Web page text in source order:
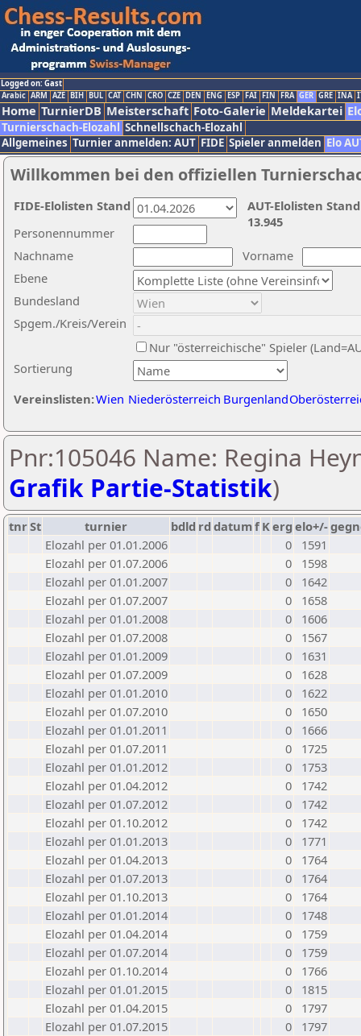
Logged on: Gast
Arabic ARM AZE BIH BUL CAT CHN CRO CZE DEN ENG ESP FAI FIN FRA GER GRE INA
Home TurnierDB Meisterschaft Foto-Galerie Meldekartei
Turnierschach-Elozahl Schnellschach-Elozahl
Allgemeines Turnier anmelden: AUT FIDE Spieler anmelden Elo
Willkommen bei den offiziellen
Nachname
Vorname
Ebene
Sortierung
Personennummer
Bundesland
Spgem./Kreis/Verein
Nur "österreichische" Spieler
Vereinslisten:Wien Niederösterreich Burgenland
AUT-Elolisten
13.945
FIDE-Elolisten Stand
Pnr:105046 Name: Regina
Grafik Partie-Statistik)
tnrSt turnier bdld rd datumf Kerg elo+/-
Elozahl per 01.01.2006
0
1591
Elozahl per 01.07.2006
0
1598
Elozahl per 01.01.2007
0
1642
Elozahl per 01.07.2007
0
1658
Elozahl per 01.01.2008
0
1606
Elozahl per 01.07.2008
0
1567
Elozahl per 01.01.2009
0
1631
Elozahl per 01.07.2009
0
1628
Elozahl per 01.01.2010
0
1622
Elozahl per 01.07.2010
0
1650
Elozahl per 01.01.2011
0
1666
Elozahl per 01.07.2011
0
1725
Elozahl per 01.01.2012
0
1753
Elozahl per 01.04.2012
0
1742
Elozahl per 01.07.2012
0
1742
Elozahl per 01.10.2012
0
1742
Elozahl per 01.01.2013
0
1771
Elozahl per 01.04.2013
0
1764
Elozahl per 01.07.2013
0
1764
Elozahl per 01.10.2013
0
1764
Elozahl per 01.01.2014
0
1748
Elozahl per 01.04.2014
0
1759
Elozahl per 01.07.2014
0
1759
Elozahl per 01.10.2014
0
1766
Elozahl per 01.01.2015
0
1815
Elozahl per 01.04.2015
0
1797
Elozahl per 01.07.2015
0
1797